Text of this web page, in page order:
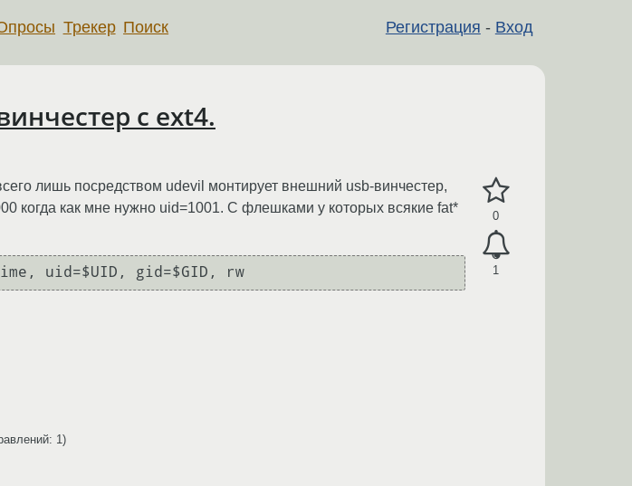
Регистрация - Вход
Трекер Поиск
с ext4.
0
1
лишь посредством udevil монтирует внешний usb-винчестер,
когда как мне нужно uid=1001. С флешками у которых всякие fat*
1)